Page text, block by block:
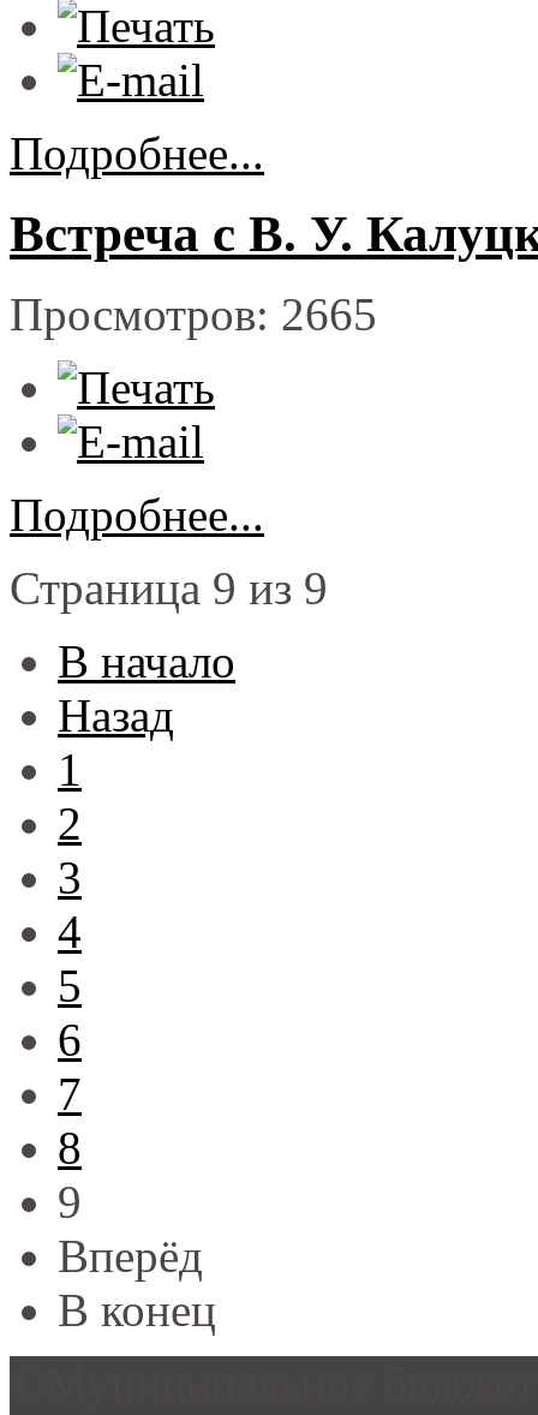
Подробнее...
Встреча с В. У.
Просмотров: 2665
Подробнее...
Страница 9 из 9
В начало
Назад
1
2
3
4
5
6
7
8
9
Вперёд
В конец